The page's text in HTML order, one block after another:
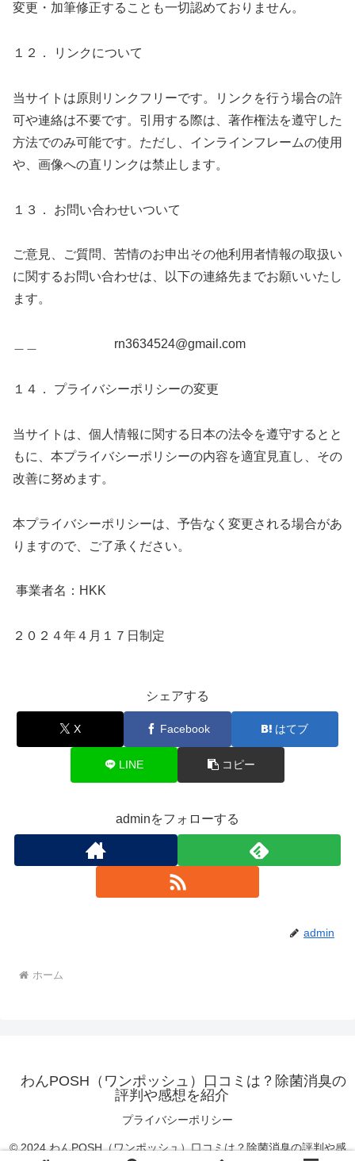
変更・加筆修正することも一切認めておりません。
１２． リンクについて
当サイトは原則リンクフリーです。リンクを行う場合の許
可や連絡は不要です。引用する際は、著作権法を遵守した
方法でのみ可能です。ただし、インラインフレームの使用
や、画像への直リンクは禁止します。
１３． お問い合わせいついて
ご意見、ご質問、苦情のお申出その他利用者情報の取扱い
に関するお問い合わせは、以下の連絡先までお願いいたし
ます。
＿＿ rn3634524@gmail.com
１４． プライバシーポリシーの変更
当サイトは、個人情報に関する日本の法令を遵守するとと
もに、本プライバシーポリシーの内容を適宜見直し、その
改善に努めます。
本プライバシーポリシーは、予告なく変更される場合があ
りますので、ご了承ください。
事業者名：HKK
２０２４年４月１７日制定
シェアする
X Facebook はてブ
LINE コピー
adminをフォローする
admin
ホーム
わんPOSH（ワンポッシュ）口コミは？除菌消臭の
評判や感想を紹介
プライバシーポリシー
© 2024 わんPOSH（ワンポッシュ）口コミは？除菌消臭の評判や感